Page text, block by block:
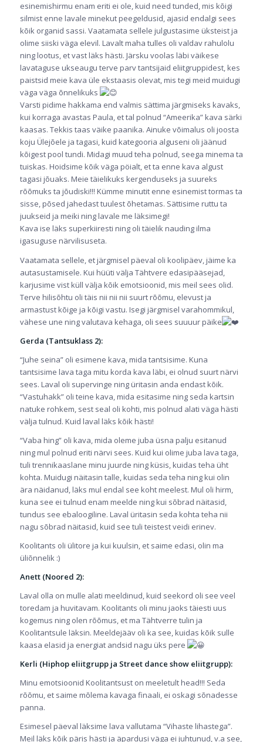
esinemishirmu enam eriti ei ole, kuid need tunded, mis kõigi
silmist enne lavale minekut peegeldusid, ajasid endalgi sees
kõik organid sassi. Vaatamata sellele julgustasime üksteist ja
olime siiski väga elevil. Lavalt maha tulles oli valdav rahulolu
ning lootus, et vast läks hästi. Järsku voolas läbi väikese
lavataguse ukseaugu terve parv tantsijaid eliitgruppidest, kes
paistsid meie kava üle ekstaasis olevat, mis tegi meid muidugi
väga väga õnnelikuks
Varsti pidime hakkama end valmis sättima järgmiseks kavaks,
kui korraga avastas Paula, et tal polnud “Ameerika” kava särki
kaasas. Tekkis taas väike paanika. Ainuke võimalus oli joosta
koju Ülejõele ja tagasi, kuid kategooria alguseni oli jäänud
kõigest pool tundi. Midagi muud teha polnud, seega minema ta
tuiskas. Hoidsime kõik väga pöialt, et ta enne kava algust
tagasi jõuaks. Meie täielikuks kergenduseks ja suureks
rõõmuks ta jõudiski!!! Kümme minutit enne esinemist tormas ta
sisse, põsed jahedast tuulest õhetamas. Sättisime ruttu ta
juukseid ja meiki ning lavale me läksimegi!
Kava ise läks superkiiresti ning oli täielik nauding ilma
igasuguse närvilisuseta.
Vaatamata sellele, et järgmisel päeval oli koolipäev, jäime ka
autasustamisele. Kui hüüti välja Tähtvere edasipääsejad,
karjusime vist küll välja kõik emotsioonid, mis meil sees olid.
Terve hilisõhtu oli täis nii nii nii suurt rõõmu, elevust ja
armastust kõige ja kõigi vastu. Isegi järgmisel varahommikul,
vähese une ning valutava kehaga, oli sees suuuur päike
Gerda (Tantsuklass 2):
“Juhe seina” oli esimene kava, mida tantsisime. Kuna
tantsisime lava taga mitu korda kava läbi, ei olnud suurt närvi
sees. Laval oli supervinge ning üritasin anda endast kõik.
“Vastuhakk” oli teine kava, mida esitasime ning seda kartsin
natuke rohkem, sest seal oli kohti, mis polnud alati väga hästi
välja tulnud. Kuid laval läks kõik hästi!
“Vaba hing” oli kava, mida oleme juba üsna palju esitanud
ning mul polnud eriti närvi sees. Kuid kui olime juba lava taga,
tuli trennikaaslane minu juurde ning küsis, kuidas teha üht
kohta. Muidugi näitasin talle, kuidas seda teha ning kui olin
ära näidanud, läks mul endal see koht meelest. Mul oli hirm,
kuna see ei tulnud enam meelde ning kui sõbrad näitasid,
tundus see ebaloogiline. Laval üritasin seda kohta teha nii
nagu sõbrad näitasid, kuid see tuli teistest veidi erinev.
Koolitants oli ülitore ja kui kuulsin, et saime edasi, olin ma
üliõnnelik :)
Anett (Noored 2):
Laval olla on mulle alati meeldinud, kuid seekord oli see veel
toredam ja huvitavam. Koolitants oli minu jaoks täiesti uus
kogemus ning olen rõõmus, et ma Tähtverre tulin ja
Koolitantsule läksin. Meeldejääv oli ka see, kuidas kõik sulle
kaasa elasid ja energiat andsid nagu üks pere
Kerli (Hiphop eliitgrupp ja Street dance show eliitgrupp):
Minu emotsioonid Koolitantsust on meeletult head!!! Seda
rõõmu, et saime mõlema kavaga finaali, ei oskagi sõnadesse
panna.
Esimesel päeval läksime lava vallutama “Vihaste lihastega”.
Meil läks kõik päris hästi ja äpardusi väga ei juhtunud, v.a see,